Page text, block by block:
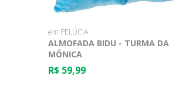
em PELÚCIA
ALMOFADA BIDU - TURMA DA
MÔNICA
R$ 59,99